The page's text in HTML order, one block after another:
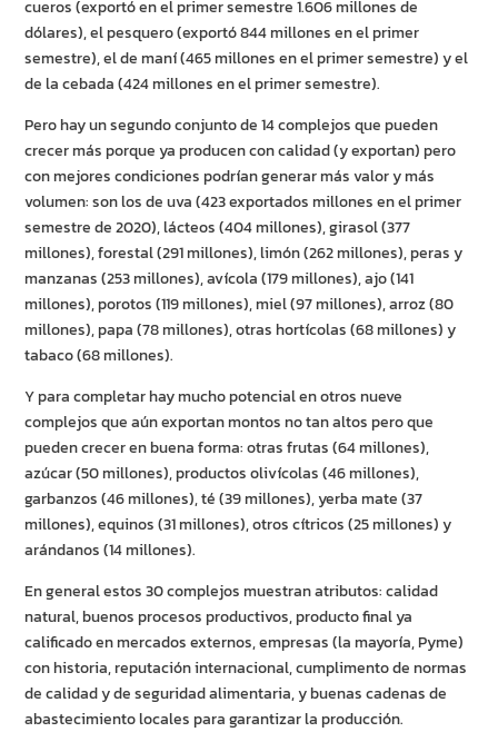
cueros (exportó en el primer semestre 1.606 millones de
dólares), el pesquero (exportó 844 millones en el primer
semestre), el de maní (465 millones en el primer semestre) y el
de la cebada (424 millones en el primer semestre).
Pero hay un segundo conjunto de 14 complejos que pueden
crecer más porque ya producen con calidad (y exportan) pero
con mejores condiciones podrían generar más valor y más
volumen: son los de uva (423 exportados millones en el primer
semestre de 2020), lácteos (404 millones), girasol (377
millones), forestal (291 millones), limón (262 millones), peras y
manzanas (253 millones), avícola (179 millones), ajo (141
millones), porotos (119 millones), miel (97 millones), arroz (80
millones), papa (78 millones), otras hortícolas (68 millones) y
tabaco (68 millones).
Y para completar hay mucho potencial en otros nueve
complejos que aún exportan montos no tan altos pero que
pueden crecer en buena forma: otras frutas (64 millones),
azúcar (50 millones), productos olivícolas (46 millones),
garbanzos (46 millones), té (39 millones), yerba mate (37
millones), equinos (31 millones), otros cítricos (25 millones) y
arándanos (14 millones).
En general estos 30 complejos muestran atributos: calidad
natural, buenos procesos productivos, producto final ya
calificado en mercados externos, empresas (la mayoría, Pyme)
con historia, reputación internacional, cumplimento de normas
de calidad y de seguridad alimentaria, y buenas cadenas de
abastecimiento locales para garantizar la producción.